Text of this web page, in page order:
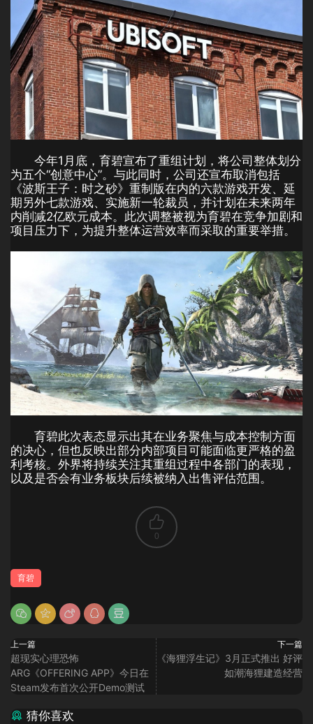
今年1月底，育碧宣布了重组计划，将公司整体划分
为五个“创意中心”。与此同时，公司还宣布取消包括
《波斯王子：时之砂》重制版在内的六款游戏开发、延
期另外七款游戏、实施新一轮裁员，并计划在未来两年
内削减2亿欧元成本。此次调整被视为育碧在竞争加剧和
项目压力下，为提升整体运营效率而采取的重要举措。
育碧此次表态显示出其在业务聚焦与成本控制方面
的决心，但也反映出部分内部项目可能面临更严格的盈
利考核。外界将持续关注其重组过程中各部门的表现，
以及是否会有业务板块后续被纳入出售评估范围。
0
育碧
上一篇
超现实心理恐怖
ARG《OFFERING APP》今日在
Steam发布首次公开Demo测试
下一篇
《海狸浮生记》3月正式推出 好评
如潮海狸建造经营
猜你喜欢